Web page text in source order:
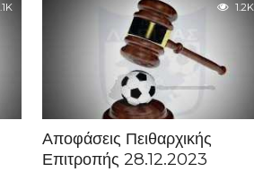
1.2K
Αποφάσεις Πειθαρχικής
Επιτροπής 28.12.2023